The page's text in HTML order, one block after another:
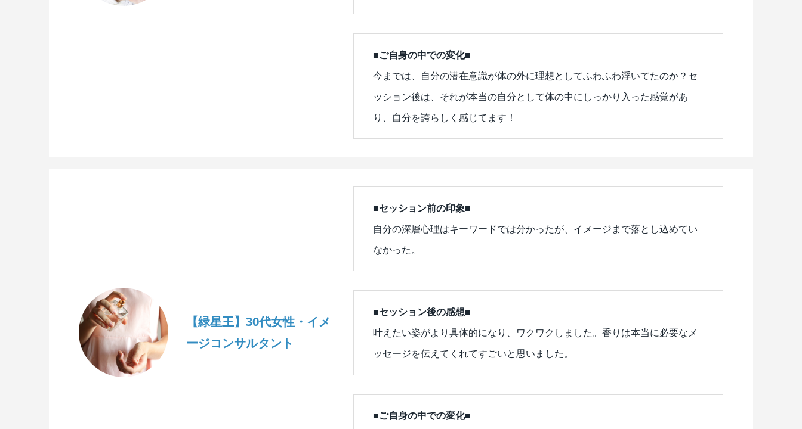
■ご自身の中での変化■
今までは、自分の潜在意識が体の外に理想としてふわふわ浮いてたのか？セ
ッション後は、それが本当の自分として体の中にしっかり入った感覚があ
り、自分を誇らしく感じてます！
【緑星王】30代女性・イメ
ージコンサルタント
■セッション前の印象■
自分の深層心理はキーワードでは分かったが、イメージまで落とし込めてい
なかった。
■セッション後の感想■
叶えたい姿がより具体的になり、ワクワクしました。香りは本当に必要なメ
ッセージを伝えてくれてすごいと思いました。
■ご自身の中での変化■